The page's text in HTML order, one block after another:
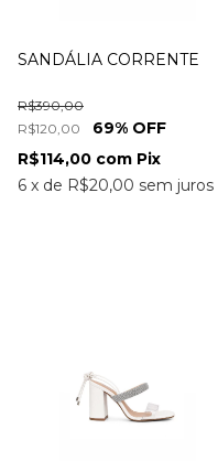
SANDÁLIA CORRENTE
R$120,00
R$390,00
69% OFF
6 x de R$20,00 sem juros
R$114,00 com Pix